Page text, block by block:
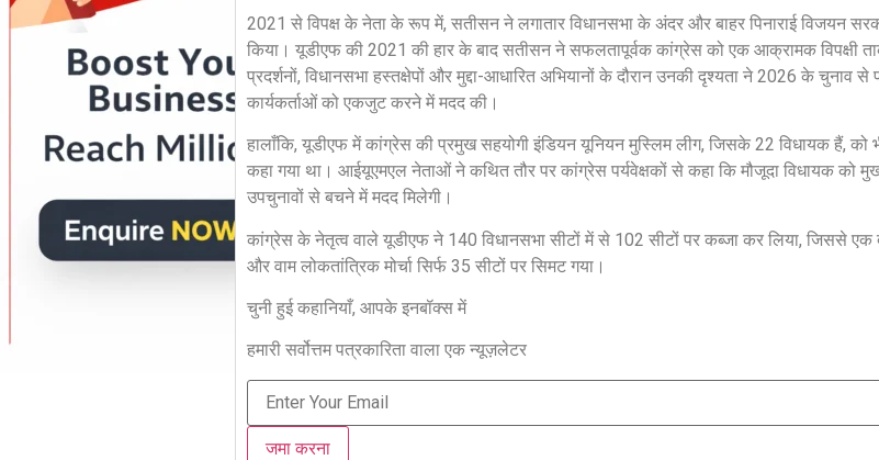
2021 से विपक्ष के नेता के रूप में, सतीसन ने लगातार विधानसभा के अंदर और बाहर पिनाराई विजयन
किया। यूडीएफ की 2021 की हार के बाद सतीसन ने सफलतापूर्वक कांग्रेस को एक आक्रामक विपक्षी
प्रदर्शनों, विधानसभा हस्तक्षेपों और मुद्दा-आधारित अभियानों के दौरान उनकी दृश्यता ने 2026 के चुनाव से
कार्यकर्ताओं को एकजुट करने में मदद की।
हालाँकि, यूडीएफ में कांग्रेस की प्रमुख सहयोगी इंडियन यूनियन मुस्लिम लीग, जिसके 22 विधायक हैं,
कहा गया था। आईयूएमएल नेताओं ने कथित तौर पर कांग्रेस पर्यवेक्षकों से कहा कि मौजूदा विधायक
उपचुनावों से बचने में मदद मिलेगी।
कांग्रेस के नेतृत्व वाले यूडीएफ ने 140 विधानसभा सीटों में से 102 सीटों पर कब्जा कर लिया, जिससे एक
और वाम लोकतांत्रिक मोर्चा सिर्फ 35 सीटों पर सिमट गया।
चुनी हुई कहानियाँ, आपके इनबॉक्स में
हमारी सर्वोत्तम पत्रकारिता वाला एक न्यूज़लेटर
जमा करना
Jansarokar Bharat